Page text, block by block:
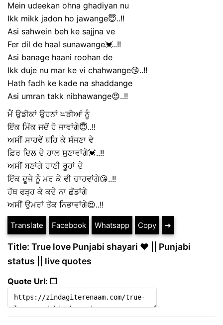
Mein udeekan ohna ghadiyan nu
Ikk mikk jadon ho jawange😇..!!
Asi sahwein beh ke sajjna ve
Fer dil de haal sunawange💓..!!
Asi banage haani roohan de
Ikk duje nu mar ke vi chahwange😘..!!
Hath fadh ke kade na shaddange
Asi umran takk nibhawange😍..!!
ਮੈਂ ਉਡੀਕਾਂ ਉਹਨਾਂ ਘੜੀਆਂ ਨੂੰ
ਇੱਕ ਮਿੱਕ ਜਦੋਂ ਹੋ ਜਾਵਾਂਗੇ😇..!!
ਅਸੀਂ ਸਾਹਵੇਂ ਬਹਿ ਕੇ ਸੱਜਣਾ ਵੇ
ਫ਼ਿਰ ਦਿਲ ਦੇ ਹਾਲ ਸੁਣਾਵਾਂਗੇ💓..!!
ਅਸੀਂ ਬਣਾਂਗੇ ਹਾਣੀ ਰੂਹਾਂ ਦੇ
ਇੱਕ ਦੂਜੇ ਨੂੰ ਮਰ ਕੇ ਵੀ ਚਾਹਵਾਂਗੇ😘..!!
ਹੱਥ ਫੜ੍ਹ ਕੇ ਕਦੇ ਨਾ ਛੱਡਾਂਗੇ
ਅਸੀਂ ਉਮਰਾਂ ਤੱਕ ਨਿਭਾਵਾਂਗੇ😍..!!
Translate Facebook Whatsapp Copy ➔
Title: True love Punjabi shayari ❤️ || Punjabi
status || live quotes
Quote Url: ❐